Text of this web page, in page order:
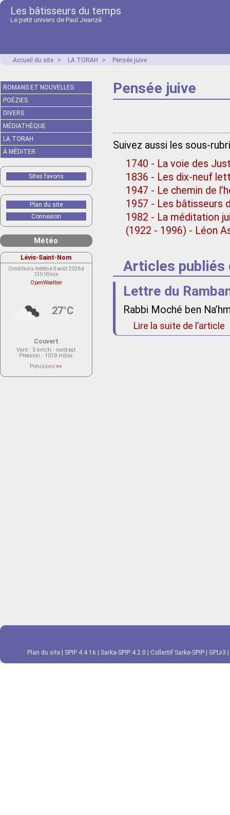
Les bâtisseurs du temps
Le petit univers de Paul Jeanzé
Accueil du site > LA TORAH > Pensée juive
Pensée juive
Suivez aussi les sous-
1740 - La voie des
1836 - Les dix-neuf
1947 - Le chemin de
1957 - Les bâtisseurs
1982 - La méditation
(1922 - 1996) - Léon
Articles publiés
Lettre du
Rabbi Moché ben
Lire la suite de l’article
ROMANS ET NOUVELLES
POÉZIES
DIVERS
MÉDIATHÈQUE
LA TORAH
À MÉDITER
Sites favoris
Plan du site
Connexion
Météo
Lévis-Saint-Nom
Conditions météo à 8 août 2026 à
13h18min
OpenWeather
27°C
Couvert
Vent : 5 km/h - nord-est
Pression : 1018 mbar
Prévisions >>
actuellement aucune prévision
Plan du site SPIP 4.4.16 Sarka-SPIP 4.2.0 Collectif Sarka-SPIP GPLv3